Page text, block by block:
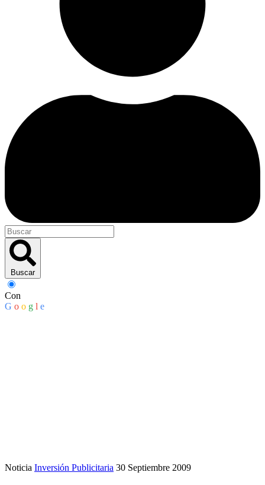
Buscar
Con
G o o g l e
Noticia Inversión Publicitaria 30 Septiembre 2009